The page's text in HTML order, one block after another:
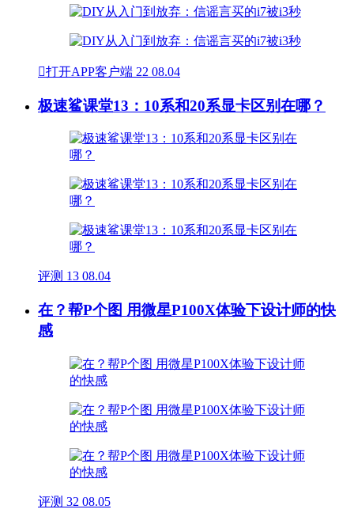
打开APP客户端 22 08.04
极速鲨课堂13：10系和20系显卡区别在哪？
评测 13 08.04
在？帮P个图 用微星P100X体验下设计师的快
感
评测 32 08.05